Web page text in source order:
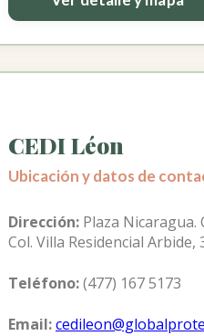
CEDI Léon
Ubicación y datos de
Dirección:Plaza Nicaragua.
Col. Villa Residencial Arbide,
Teléfono:(477) 167 5173
Email: